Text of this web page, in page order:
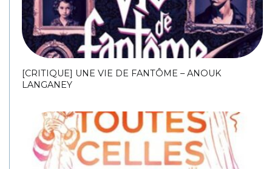
[CRITIQUE] UNE VIE DE FANTÔME – ANOUK
LANGANEY